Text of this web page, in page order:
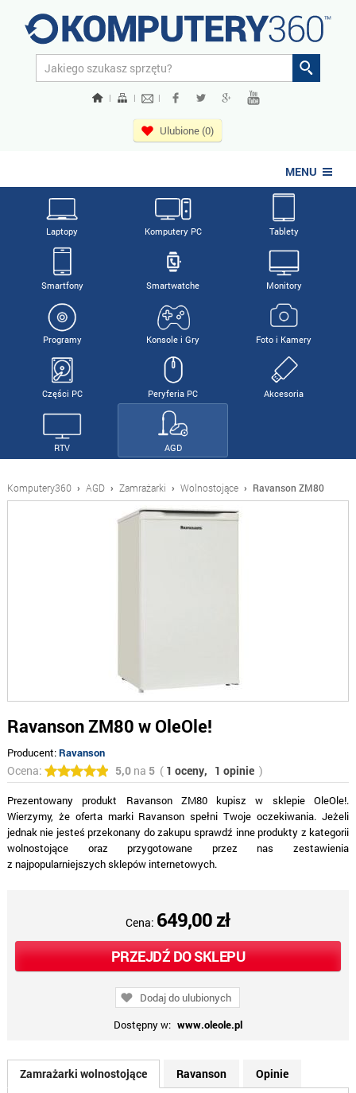
| | |
Ulubione (0)
MENU
Laptopy Komputery PC Tablety
Smartfony Smartwatche Monitory
Programy Konsole i Gry Foto i Kamery
Części PC Peryferia PC Akcesoria
RTV AGD
Komputery360 › AGD › Zamrażarki › Wolnostojące › Ravanson ZM80
Ravanson ZM80 w OleOle!
Producent:Ravanson
Ocena: 5,0na 5( 1 oceny, 1 opinie )
Prezentowany produkt Ravanson ZM80 kupisz w sklepie OleOle!.
Wierzymy, że oferta marki Ravanson spełni Twoje oczekiwania. Jeżeli
jednak nie jesteś przekonany do zakupu sprawdź inne produkty z kategorii
wolnostojące oraz przygotowane przez nas zestawienia
z najpopularniejszych sklepów internetowych.
Cena: 649,00 zł
PRZEJDŹ DO SKLEPU
Dodaj do ulubionych
Dostępny w: www.oleole.pl
Zamrażarki wolnostojące Ravanson Opinie